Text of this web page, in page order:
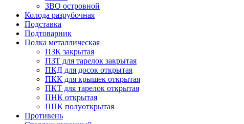
ЗВО островной
Колода разрубочная
Подставка
Подтоварник
Полка металлическая
ПЗК закрытая
ПЗТ для тарелок закрытая
ПКД для досок открытая
ПКК для крышек открытая
ПКТ для тарелок открытая
ПНК открытая
ППК полуоткрытая
Противень